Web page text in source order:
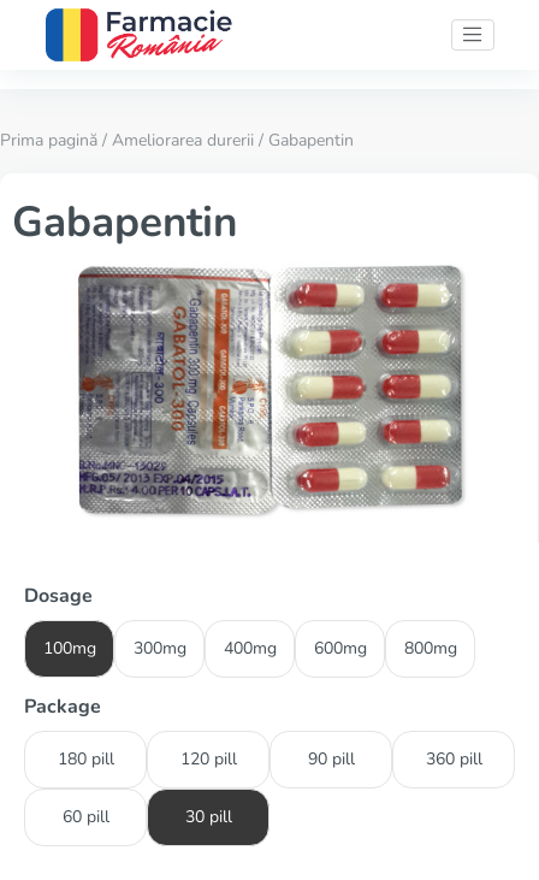
Prima pagină / Ameliorarea durerii / Gabapentin
Gabapentin
Dosage
100mg 300mg 400mg 600mg 800mg
Package
180 pill 120 pill 90 pill 360 pill
60 pill 30 pill